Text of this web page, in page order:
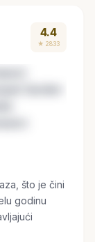
4.4
★ 2833
što je čini
godinu